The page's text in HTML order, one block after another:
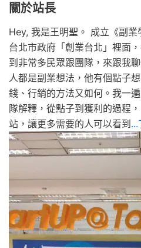
關於站長
Hey, 我是王明聖。 成立《副
台北市政府「創業台北」裡面
到非常多民眾跟團隊，來跟我
人都是副業想法，他有個點子
錢、行銷的方法又如何。我一
隊解釋，從點子到獲利的過程
站，讓更多需要的人可以看到...